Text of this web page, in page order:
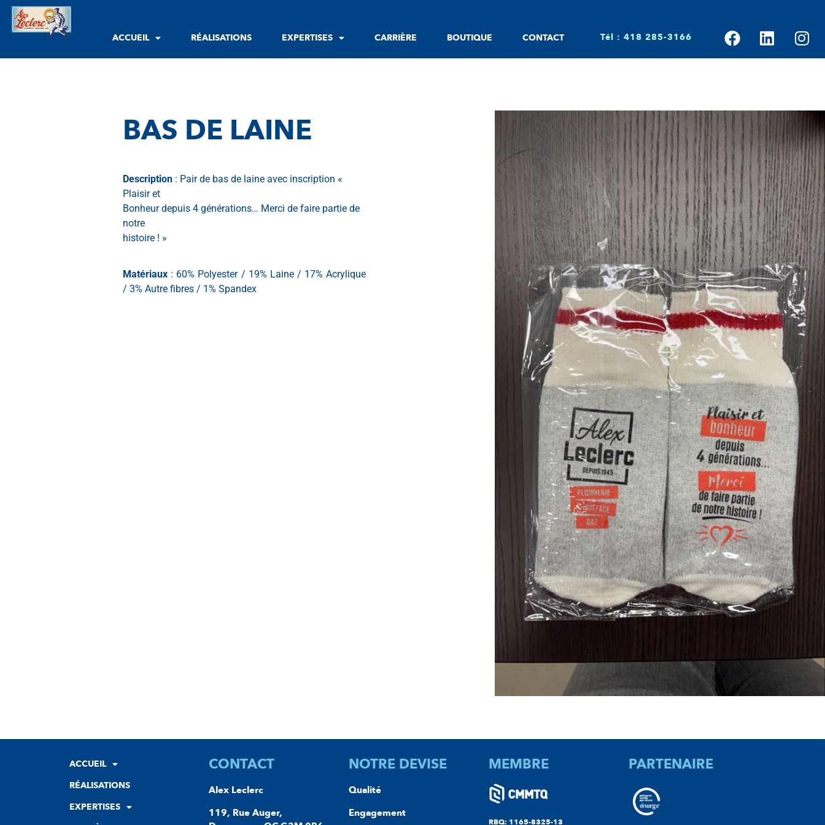
ACCUEIL RÉALISATIONS EXPERTISES CARRIÈRE BOUTIQUE CONTACT Tél : 418 285-3166
BAS DE LAINE
Description : Pair de bas de laine avec inscription «
Plaisir et
Bonheur depuis 4 générations… Merci de faire partie de
notre
histoire ! »
Matériaux : 60% Polyester / 19% Laine / 17% Acrylique
/ 3% Autre fibres / 1% Spandex
ACCUEIL
RÉALISATIONS
EXPERTISES
CONTACT
Alex Leclerc
119, Rue Auger,
NOTRE DEVISE
Qualité
Engagement
MEMBRE
RBQ: 1165-8325-13
PARTENAIRE